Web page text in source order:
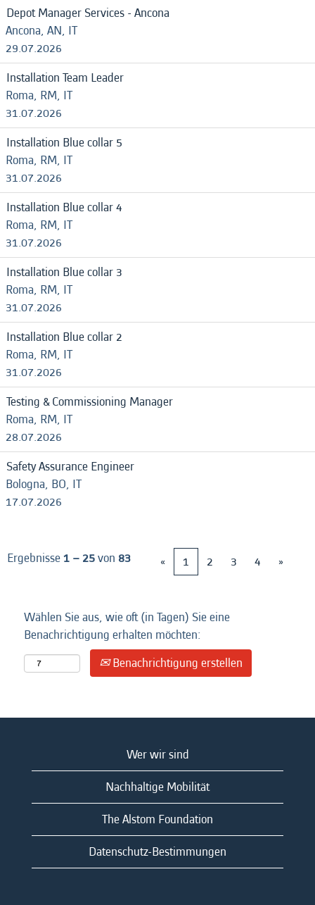
Depot Manager Services - Ancona
Ancona, AN, IT
29.07.2026
Installation Team Leader
Roma, RM, IT
31.07.2026
Installation Blue collar 5
Roma, RM, IT
31.07.2026
Installation Blue collar 4
Roma, RM, IT
31.07.2026
Installation Blue collar 3
Roma, RM, IT
31.07.2026
Installation Blue collar 2
Roma, RM, IT
31.07.2026
Testing & Commissioning Manager
Roma, RM, IT
28.07.2026
Safety Assurance Engineer
Bologna, BO, IT
17.07.2026
Ergebnisse1 – 25von 83 « 1 2 3 4 »
Wählen Sie aus, wie oft (in Tagen) Sie eine
Benachrichtigung erhalten möchten:
Benachrichtigung erstellen
Wer wir sind
Nachhaltige Mobilität
The Alstom Foundation
Datenschutz-Bestimmungen